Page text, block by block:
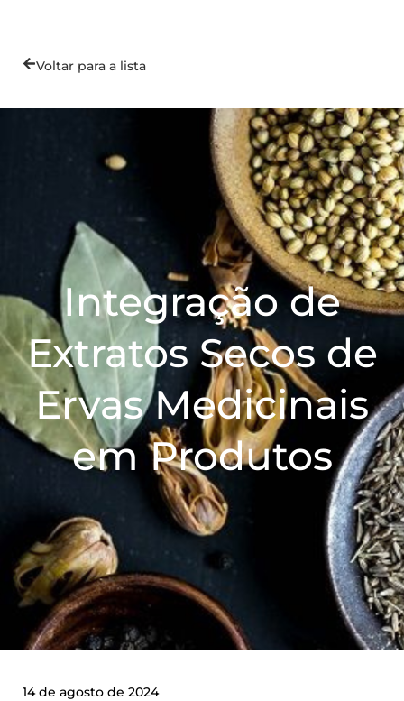
Voltar para a lista
Integração de
Extratos Secos de
Ervas Medicinais
em Produtos
14 de agosto de 2024